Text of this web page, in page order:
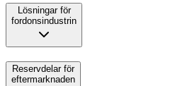
Lösningar för
fordonsindustrin
Reservdelar för
eftermarknaden